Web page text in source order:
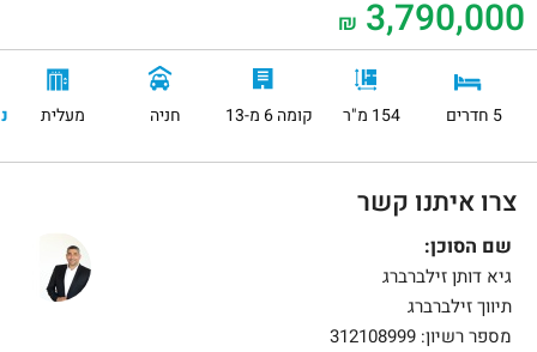
3,790,000
₪
5 חדרים 154 מ"ר קומה 6 מ-13 חניה מעלית
צרו איתנו קשר
שם הסוכן:
גיא דותן זילברברג
תיווך זילברברג
מספר רשיון: 312108999